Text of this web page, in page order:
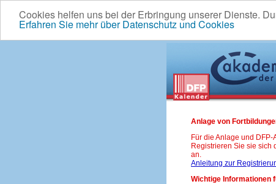
Cookies helfen uns bei der Erbringung unserer Dienste.
Erfahren Sie mehr über Datenschutz und Cookies
Anlage von
Für die Anlage und
Registrieren Sie sie sich
an.
Anleitung zur
Wichtige Informationen